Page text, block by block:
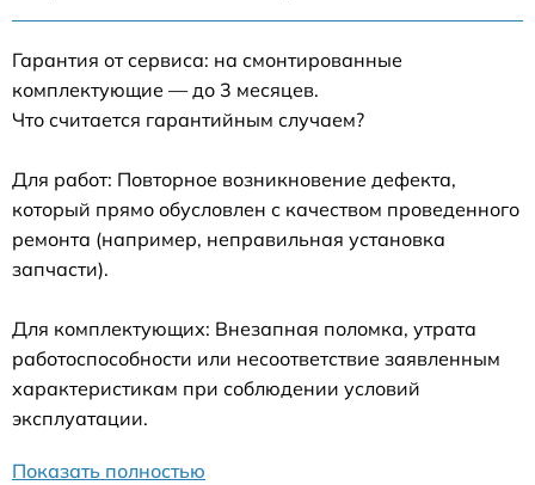
Гарантия от сервиса: на смонтированные
комплектующие — до 3 месяцев.
Что считается гарантийным случаем?
Для работ: Повторное возникновение дефекта,
который прямо обусловлен с качеством проведенного
ремонта (например, неправильная установка
запчасти).
Для комплектующих: Внезапная поломка, утрата
работоспособности или несоответствие заявленным
характеристикам при соблюдении условий
эксплуатации.
Показать полностью